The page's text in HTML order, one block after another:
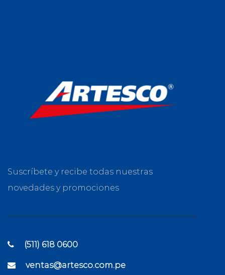
Suscríbete y recibe todas nuestras
novedades y promociones
(511) 618 0600
ventas@artesco.com.pe